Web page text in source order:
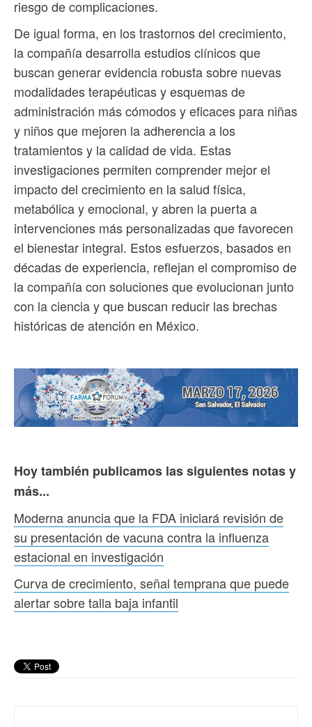
riesgo de complicaciones.
De igual forma, en los trastornos del crecimiento,
la compañía desarrolla estudios clínicos que
buscan generar evidencia robusta sobre nuevas
modalidades terapéuticas y esquemas de
administración más cómodos y eficaces para niñas
y niños que mejoren la adherencia a los
tratamientos y la calidad de vida. Estas
investigaciones permiten comprender mejor el
impacto del crecimiento en la salud física,
metabólica y emocional, y abren la puerta a
intervenciones más personalizadas que favorecen
el bienestar integral. Estos esfuerzos, basados en
décadas de experiencia, reflejan el compromiso de
la compañía con soluciones que evolucionan junto
con la ciencia y que buscan reducir las brechas
históricas de atención en México.
Hoy también publicamos las siguientes notas y
más...
Moderna anuncia que la FDA iniciará revisión de
su presentación de vacuna contra la influenza
estacional en investigación
Curva de crecimiento, señal temprana que puede
alertar sobre talla baja infantil